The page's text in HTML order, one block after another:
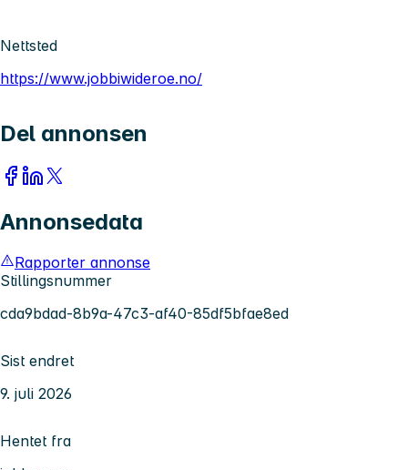
Nettsted
https://www.jobbiwideroe.no/
Del annonsen
Annonsedata
Rapporter annonse
Stillingsnummer
cda9bdad-8b9a-47c3-af40-85df5bfae8ed
Sist endret
9. juli 2026
Hentet fra